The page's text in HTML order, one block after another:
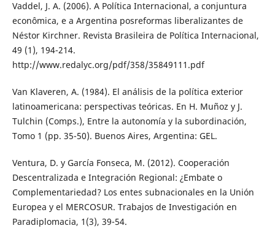
Vaddel, J. A. (2006). A Política Internacional, a conjuntura
econômica, e a Argentina posreformas liberalizantes de
Néstor Kirchner. Revista Brasileira de Política Internacional,
49 (1), 194-214.
http://www.redalyc.org/pdf/358/35849111.pdf
Van Klaveren, A. (1984). El análisis de la política exterior
latinoamericana: perspectivas teóricas. En H. Muñoz y J.
Tulchin (Comps.), Entre la autonomía y la subordinación,
Tomo 1 (pp. 35-50). Buenos Aires, Argentina: GEL.
Ventura, D. y García Fonseca, M. (2012). Cooperación
Descentralizada e Integración Regional: ¿Embate o
Complementariedad? Los entes subnacionales en la Unión
Europea y el MERCOSUR. Trabajos de Investigación en
Paradiplomacia, 1(3), 39-54.